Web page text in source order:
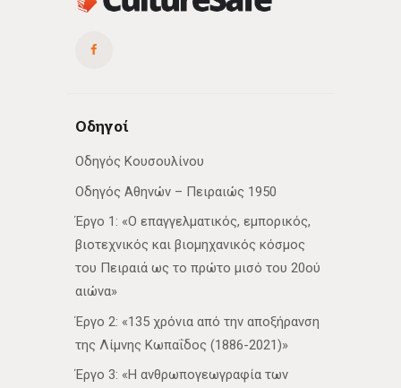
Οδηγοί
Οδηγός Κουσουλίνου
Οδηγός Αθηνών – Πειραιώς 1950
Έργο 1: «Ο επαγγελματικός, εμπορικός,
βιοτεχνικός και βιομηχανικός κόσμος
του Πειραιά ως το πρώτο μισό του 20ού
αιώνα»
Έργο 2: «135 χρόνια από την αποξήρανση
της Λίμνης Κωπαΐδος (1886-2021)»
Έργο 3: «Η ανθρωπογεωγραφία των